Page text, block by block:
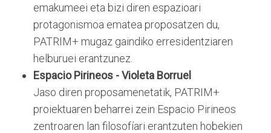
emakumeei eta bizi diren espazioari
protagonismoa ematea proposatzen du,
PATRIM+ mugaz gaindiko erresidentziaren
helburuei erantzunez.
Espacio Pirineos - Violeta Borruel
Jaso diren proposamenetatik, PATRIM+
proiektuaren beharrei zein Espacio Pirineos
zentroaren lan filosofíari erantzuten hobekien